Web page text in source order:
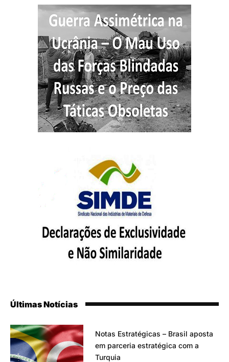
Últimas Notícias
Notas Estratégicas – Brasil aposta
em parceria estratégica com a
Turquia